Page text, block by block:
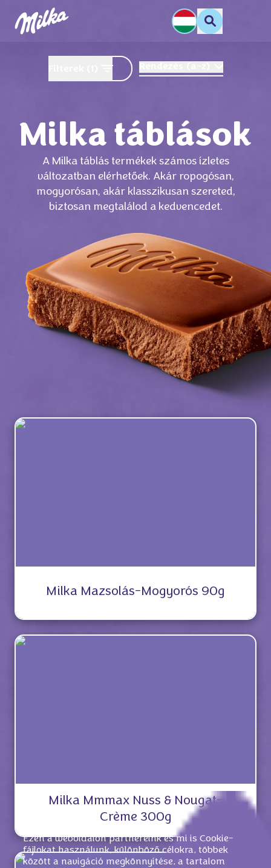
Milka táblások
A Milka táblás termékek számos ízletes
változatban elérhetőek. Akár ropogósan,
mogyorósan, akár klasszikusan szereted,
biztosan megtalálod a kedvencedet.
Milka Mazsolás-Mogyorós 90g
Milka Mmmax Nuss & Nougat-
Crème 300g
Ezen a weboldalon partnereink és mi is Cookie-
fájlokat használunk, különböző célokra, többek
között a navigáció megkönnyítése, a tartalom